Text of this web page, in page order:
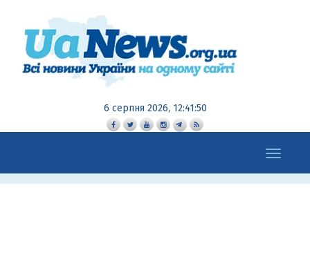
6 серпня 2026, 12:41:50
Toggle
navigation